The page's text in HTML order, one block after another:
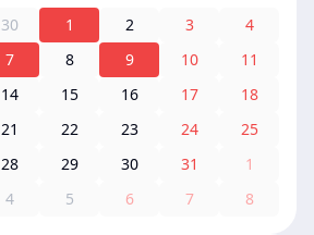
30 1 2 3
4
7 8 9 10
11
14 15 16 17
18
21 22 23 24
25
28 29 30 31
1
4 5 6 7 8